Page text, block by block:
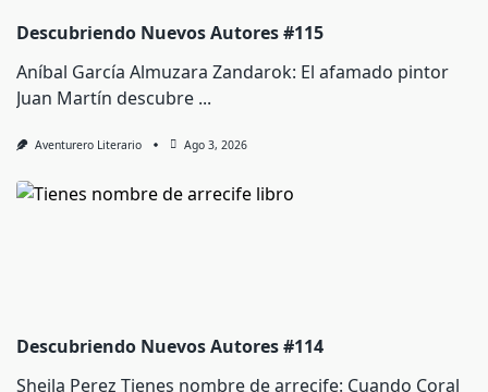
Descubriendo Nuevos Autores #115
Aníbal García Almuzara Zandarok: El afamado pintor
Juan Martín descubre ...
Aventurero Literario Ago 3, 2026
Descubriendo Nuevos Autores #114
Sheila Perez Tienes nombre de arrecife: Cuando Coral